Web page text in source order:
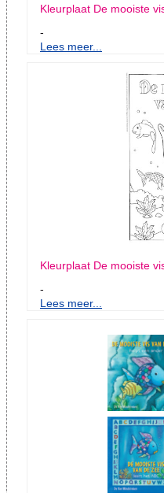
Kleurplaat De mooiste
-
Lees meer...
Kleurplaat De mooiste
-
Lees meer...